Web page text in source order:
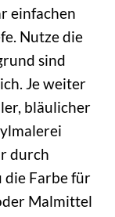
einfachen
Nutze die
sind
Je weiter
bläulicher
durch
die Farbe für
Malmittel